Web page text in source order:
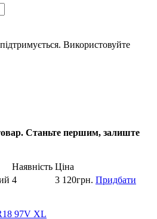
Використовуйте
Станьте першим, залиште
Наявність Ціна
4 3 120грн. Придбати